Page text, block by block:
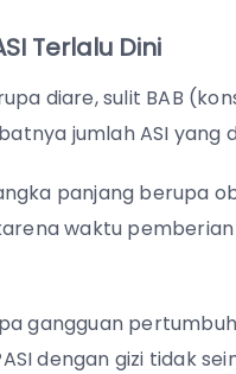
Terlalu Dini
diare, sulit BAB
jumlah ASI
panjang berupa
waktu
gangguan
dengan gizi tidak